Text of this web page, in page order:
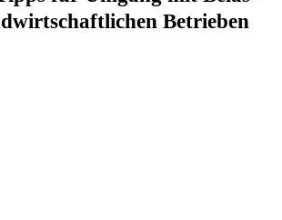
Betrieben